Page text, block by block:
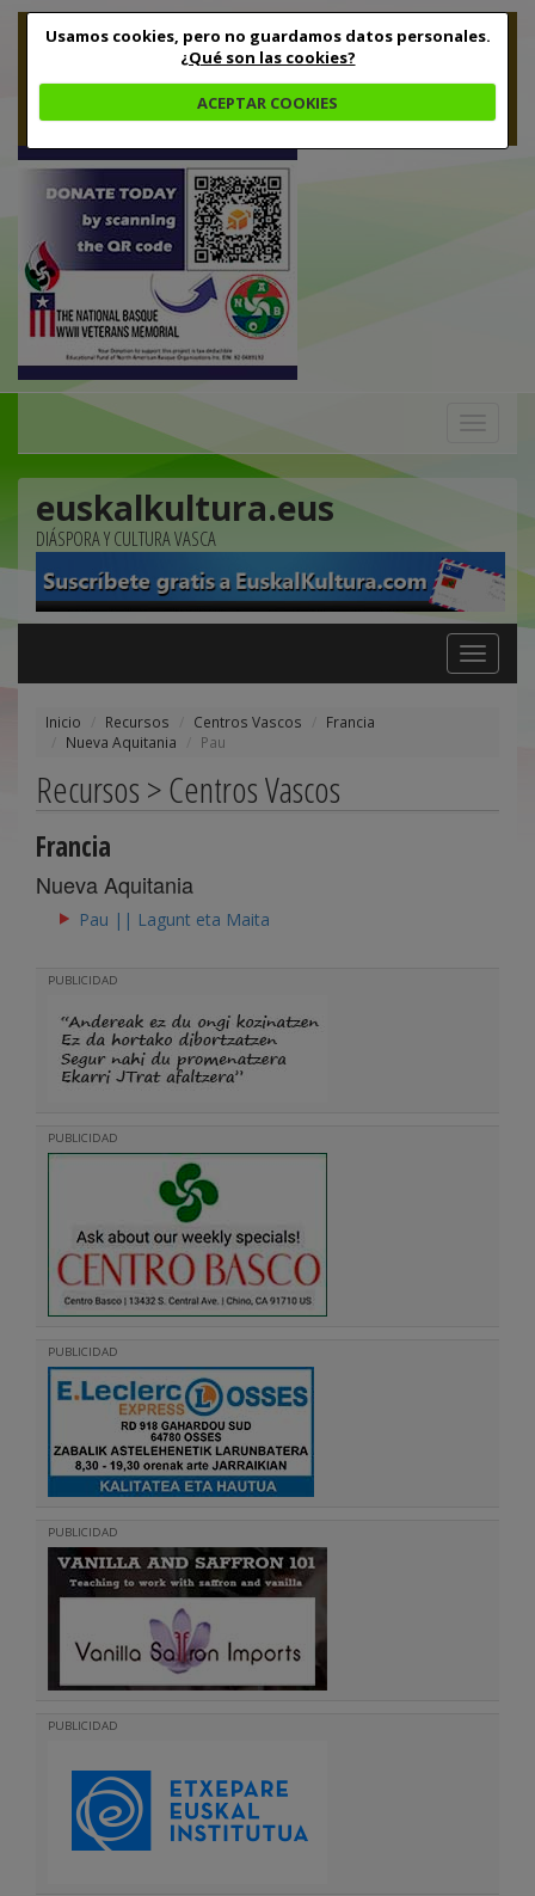
Usamos cookies, pero no guardamos datos personales.
¿Qué son las cookies?
ACEPTAR COOKIES
euskalkultura.eus
DIÁSPORA Y CULTURA VASCA
Toggle
navigation
Inicio Recursos Centros Vascos
Francia
Nueva Aquitania
Pau
Recursos > Centros Vascos
Francia
Nueva Aquitania
Pau || Lagunt eta Maita
PUBLICIDAD
PUBLICIDAD
PUBLICIDAD
PUBLICIDAD
PUBLICIDAD